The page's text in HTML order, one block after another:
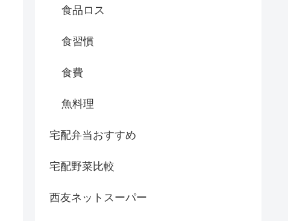
食品ロス
食習慣
食費
魚料理
宅配弁当おすすめ
宅配野菜比較
西友ネットスーパー